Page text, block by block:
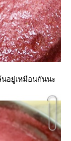
อยู่เหมือนกันนะ